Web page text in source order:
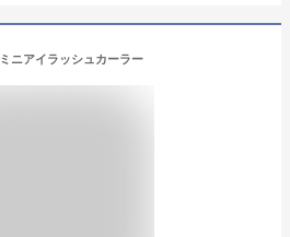
ミニアイラッシュカーラー